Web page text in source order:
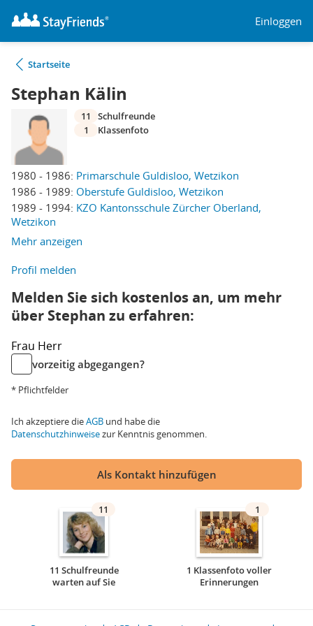
Einloggen
Startseite
Stephan Kälin
1980 - 1986: Primarschule Guldisloo, Wetzikon
1986 - 1989: Oberstufe Guldisloo, Wetzikon
1989 - 1994: KZO Kantonsschule Zürcher Oberland,
Wetzikon
Mehr anzeigen
11
Schulfreunde
1
Klassenfoto
Profil melden
Melden Sie sich kostenlos an, um mehr
über Stephan zu erfahren:
Frau Herr
vorzeitig abgegangen?
* Pflichtfelder
Ich akzeptiere dieAGB und habe die
Datenschutzhinweisezur Kenntnis genommen.
Als Kontakt hinzufügen
11
11 Schulfreunde
warten auf Sie
1
1 Klassenfoto voller
Erinnerungen